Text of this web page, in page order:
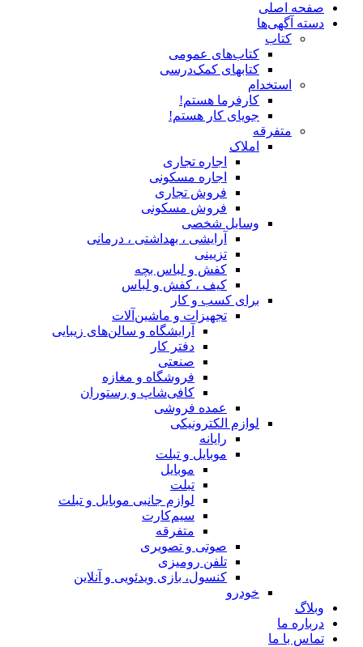
صفحه اصلی
دسته آگهی‌ها
کتاب
کتاب‌های عمومی
کتابهای کمک‌درسی
استخدام
کارفرما هستم!
جویای کار هستم!
متفرقه
املاک
اجاره تجاری
اجاره مسکونی
فروش تجاری
فروش مسکونی
وسایل شخصی
آرایشی ، بهداشتی ، درمانی
تزیینی
کفش و لباس بچه
کیف ، کفش و لباس
برای کسب و کار
تجهیزات و ماشین‌آلات
آرایشگاه و سالن‌های زیبایی
دفتر کار
صنعتی
فروشگاه و مغازه
کافی‌شاپ و رستوران
عمده فروشی
لوازم الکترونیکی
رایانه
موبایل و تبلت
موبایل
تبلت
لوازم جانبی موبایل و تبلت
سیم‌کارت
متفرقه
صوتی و تصویری
تلفن رومیزی
کنسول، بازی‌ ویدئویی و آنلاین
خودرو
وبلاگ
درباره ما
تماس با ما